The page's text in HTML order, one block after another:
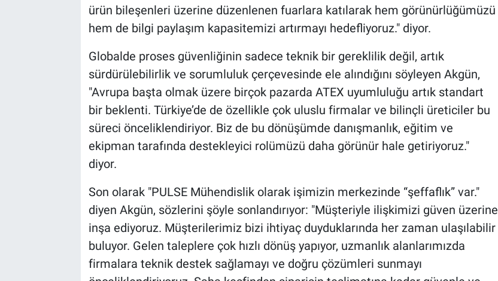
ürün bileşenleri üzerine düzenlenen fuarlara katılarak hem görünürlüğümüzü
hem de bilgi paylaşım kapasitemizi artırmayı hedefliyoruz." diyor.
Globalde proses güvenliğinin sadece teknik bir gereklilik değil, artık
sürdürülebilirlik ve sorumluluk çerçevesinde ele alındığını söyleyen Akgün,
"Avrupa başta olmak üzere birçok pazarda ATEX uyumluluğu artık standart
bir beklenti. Türkiye’de de özellikle çok uluslu firmalar ve bilinçli üreticiler bu
süreci önceliklendiriyor. Biz de bu dönüşümde danışmanlık, eğitim ve
ekipman tarafında destekleyici rolümüzü daha görünür hale getiriyoruz."
diyor.
Son olarak "PULSE Mühendislik olarak işimizin merkezinde “şeffaflık” var."
diyen Akgün, sözlerini şöyle sonlandırıyor: "Müşteriyle ilişkimizi güven üzerine
inşa ediyoruz. Müşterilerimiz bizi ihtiyaç duyduklarında her zaman ulaşılabilir
buluyor. Gelen taleplere çok hızlı dönüş yapıyor, uzmanlık alanlarımızda
firmalara teknik destek sağlamayı ve doğru çözümleri sunmayı